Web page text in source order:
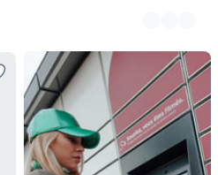
Nouveau
Livraison
en
Locker
Mondial
Relay